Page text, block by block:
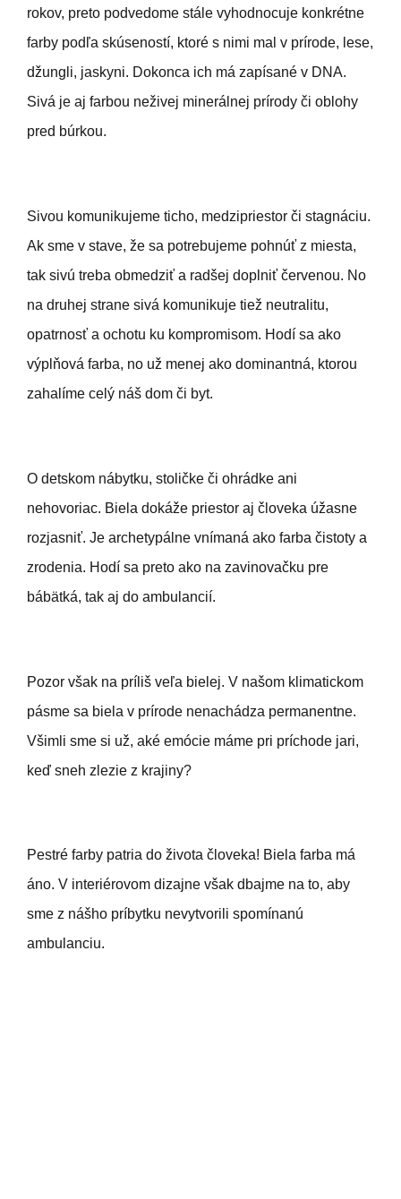
rokov, preto podvedome stále vyhodnocuje konkrétne
farby podľa skúseností, ktoré s nimi mal v prírode, lese,
džungli, jaskyni. Dokonca ich má zapísané v DNA.
Sivá je aj farbou neživej minerálnej prírody či oblohy
pred búrkou.
Sivou komunikujeme ticho, medzipriestor či stagnáciu.
Ak sme v stave, že sa potrebujeme pohnúť z miesta,
tak sivú treba obmedziť a radšej doplniť červenou. No
na druhej strane sivá komunikuje tiež neutralitu,
opatrnosť a ochotu ku kompromisom. Hodí sa ako
výplňová farba, no už menej ako dominantná, ktorou
zahalíme celý náš dom či byt.
O detskom nábytku, stoličke či ohrádke ani
nehovoriac. Biela dokáže priestor aj človeka úžasne
rozjasniť. Je archetypálne vnímaná ako farba čistoty a
zrodenia. Hodí sa preto ako na zavinovačku pre
bábätká, tak aj do ambulancií.
Pozor však na príliš veľa bielej. V našom klimatickom
pásme sa biela v prírode nenachádza permanentne.
Všimli sme si už, aké emócie máme pri príchode jari,
keď sneh zlezie z krajiny?
Pestré farby patria do života človeka! Biela farba má
áno. V interiérovom dizajne však dbajme na to, aby
sme z nášho príbytku nevytvorili spomínanú
ambulanciu.